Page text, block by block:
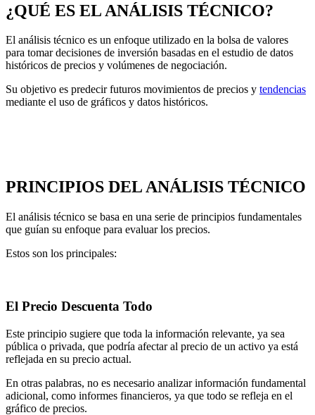
¿QUÉ ES EL ANÁLISIS TÉCNICO?
El análisis técnico es un enfoque utilizado en la bolsa de valores
para tomar decisiones de inversión basadas en el estudio de datos
históricos de precios y volúmenes de negociación.
Su objetivo es predecir futuros movimientos de precios y tendencias
mediante el uso de gráficos y datos históricos.
PRINCIPIOS DEL ANÁLISIS TÉCNICO
El análisis técnico se basa en una serie de principios fundamentales
que guían su enfoque para evaluar los precios.
Estos son los principales:
El Precio Descuenta Todo
Este principio sugiere que toda la información relevante, ya sea
pública o privada, que podría afectar al precio de un activo ya está
reflejada en su precio actual.
En otras palabras, no es necesario analizar información fundamental
adicional, como informes financieros, ya que todo se refleja en el
gráfico de precios.